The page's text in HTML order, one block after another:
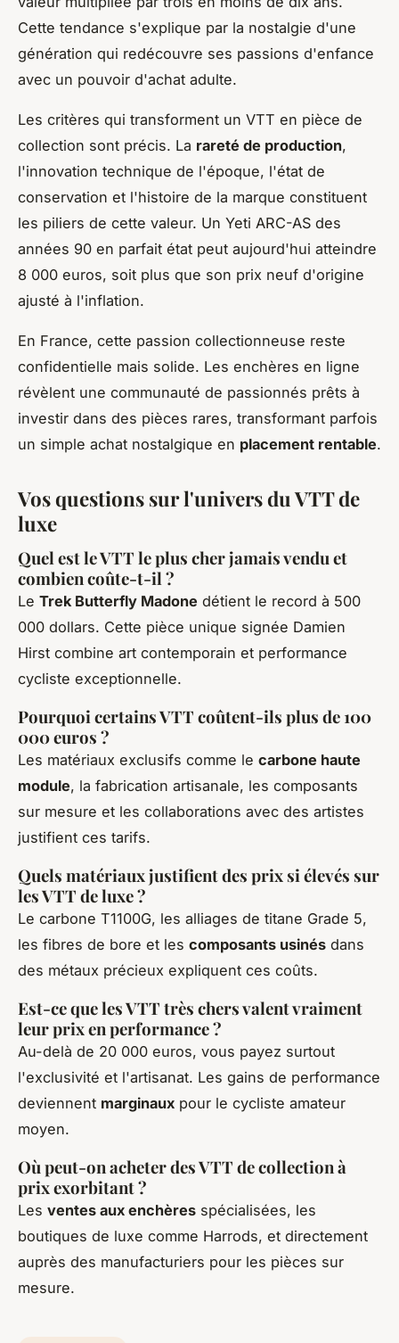
Cette tendance s'explique par la nostalgie d'une
génération qui redécouvre ses passions d'enfance
avec un pouvoir d'achat adulte.
Les critères qui transforment un VTT en pièce de
collection sont précis. La rareté de production,
l'innovation technique de l'époque, l'état de
conservation et l'histoire de la marque constituent
les piliers de cette valeur. Un Yeti ARC-AS des
années 90 en parfait état peut aujourd'hui atteindre
8 000 euros, soit plus que son prix neuf d'origine
ajusté à l'inflation.
En France, cette passion collectionneuse reste
confidentielle mais solide. Les enchères en ligne
révèlent une communauté de passionnés prêts à
investir dans des pièces rares, transformant parfois
un simple achat nostalgique en placement rentable.
Vos questions sur l'univers du VTT de
luxe
Quel est le VTT le plus cher jamais vendu et
combien coûte-t-il ?
Le Trek Butterfly Madone détient le record à 500
000 dollars. Cette pièce unique signée Damien
Hirst combine art contemporain et performance
cycliste exceptionnelle.
Pourquoi certains VTT coûtent-ils plus de 100
000 euros ?
Les matériaux exclusifs comme le carbone haute
module, la fabrication artisanale, les composants
sur mesure et les collaborations avec des artistes
justifient ces tarifs.
Quels matériaux justifient des prix si élevés sur
les VTT de luxe ?
Le carbone T1100G, les alliages de titane Grade 5,
les fibres de bore et les composants usinés dans
des métaux précieux expliquent ces coûts.
Est-ce que les VTT très chers valent vraiment
leur prix en performance ?
Au-delà de 20 000 euros, vous payez surtout
l'exclusivité et l'artisanat. Les gains de performance
deviennent marginaux pour le cycliste amateur
moyen.
Où peut-on acheter des VTT de collection à
prix exorbitant ?
Les ventes aux enchères spécialisées, les
boutiques de luxe comme Harrods, et directement
auprès des manufacturiers pour les pièces sur
mesure.